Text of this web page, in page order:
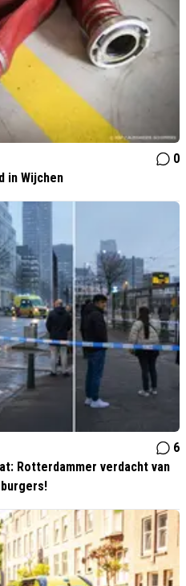
0
in Wijchen
6
Rotterdammer verdacht van